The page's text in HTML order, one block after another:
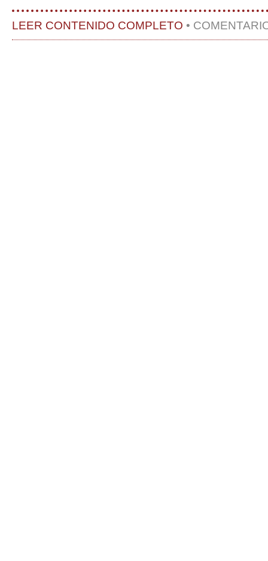
LEER CONTENIDO COMPLETO •